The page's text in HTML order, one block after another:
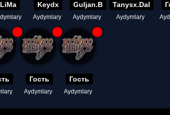
LiMa Keydx
Aydymlary
Guljan.B
Aydymlary
Tanysx.Dal
Aydymlary
Гость
Aydymlary
Гость
Aydymlary